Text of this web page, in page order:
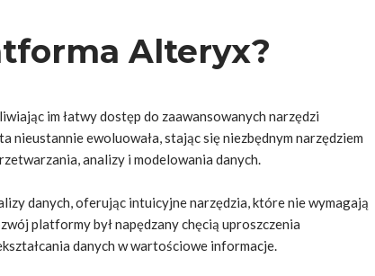
Alteryx?
im łatwy dostęp do zaawansowanych narzędzi
ewoluowała, stając się niezbędnym narzędziem
analizy i modelowania danych.
danych, oferując intuicyjne narzędzia, które nie wymagają
platformy był napędzany chęcią uproszczenia
danych w wartościowe informacje.